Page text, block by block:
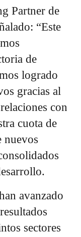
Partner de
“Este
de
logrado
gracias al
con
cuota de
nuevos
avanzado
sectores